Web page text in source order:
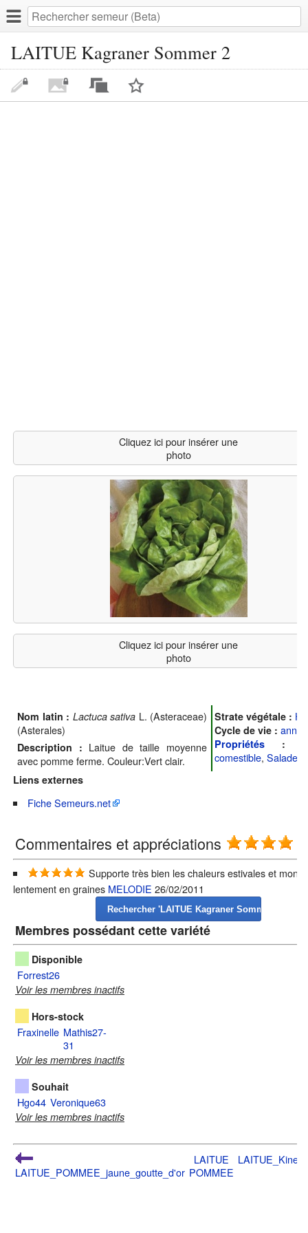
LAITUE Kagraner Sommer 2
Cliquez ici pour insérer une
photo
Cliquez ici pour insérer une
photo
Nom latin : Lactuca sativa L. (Asteraceae)
(Asterales)
Description : Laitue de taille moyenne
avec pomme ferme. Couleur:Vert clair.
Strate végétale :
Cycle de vie :
Propriétés :
comestible, Salade
Liens externes
Fiche Semeurs.net
Commentaires et appréciations
Supporte très bien les chaleurs estivales et monte
lentement en graines MELODIE 26/02/2011
Membres possédant cette variété
Disponible
Forrest26
Voir les membres inactifs
Hors-stock
Fraxinelle Mathis27-
31
Voir les membres inactifs
Souhait
Hgo44 Veronique63
Voir les membres inactifs
LAITUE_POMMEE_jaune_goutte_d'or
LAITUE
POMMEE